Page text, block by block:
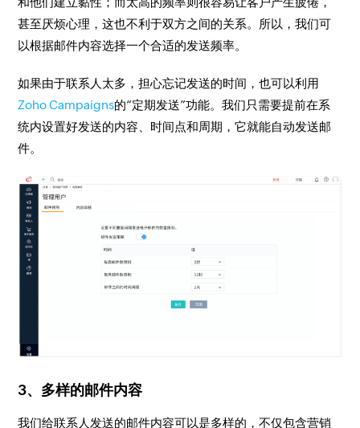
甚至厌烦心理，这也不利于双方之间的关系。所以，我们可
以根据邮件内容选择一个合适的发送频率。
如果由于联系人太多，担心忘记发送的时间，也可以利用
Zoho Campaigns的“定期发送”功能。我们只需要提前在系
统内设置好发送的内容、时间点和周期，它就能自动发送邮
件。
​3、多样的邮件内容
我们给联系人发送的邮件内容可以是多样的，不仅包含营销